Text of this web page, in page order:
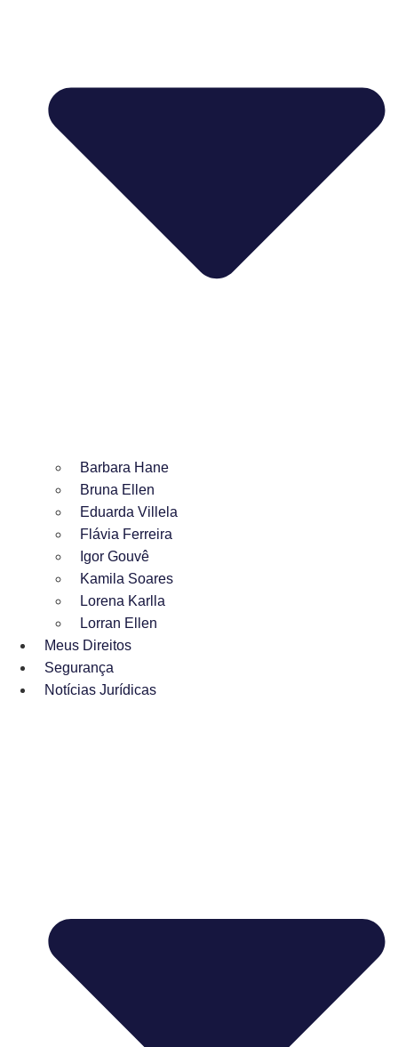
Barbara Hane
Bruna Ellen
Eduarda Villela
Flávia Ferreira
Igor Gouvê
Kamila Soares
Lorena Karlla
Lorran Ellen
Meus Direitos
Segurança
Notícias Jurídicas